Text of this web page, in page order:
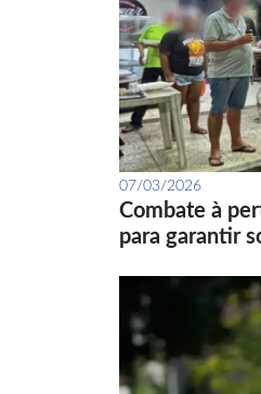
07/03/2026
Combate à
para garantir